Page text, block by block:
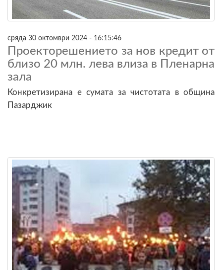
сряда 30 октомври 2024 - 16:15:46
Проекторешението за нов кредит от
близо 20 млн. лева влиза в Пленарна
зала
Конкретизирана е сумата за чистотата в община
Пазарджик